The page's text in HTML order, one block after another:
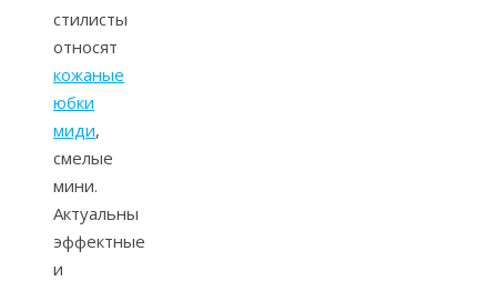
стилисты
относят
кожаные
юбки
миди,
смелые
мини.
Актуальны
эффектные
и